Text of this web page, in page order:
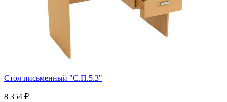
Стол письменный "С.П.5.3"
8 354 ₽